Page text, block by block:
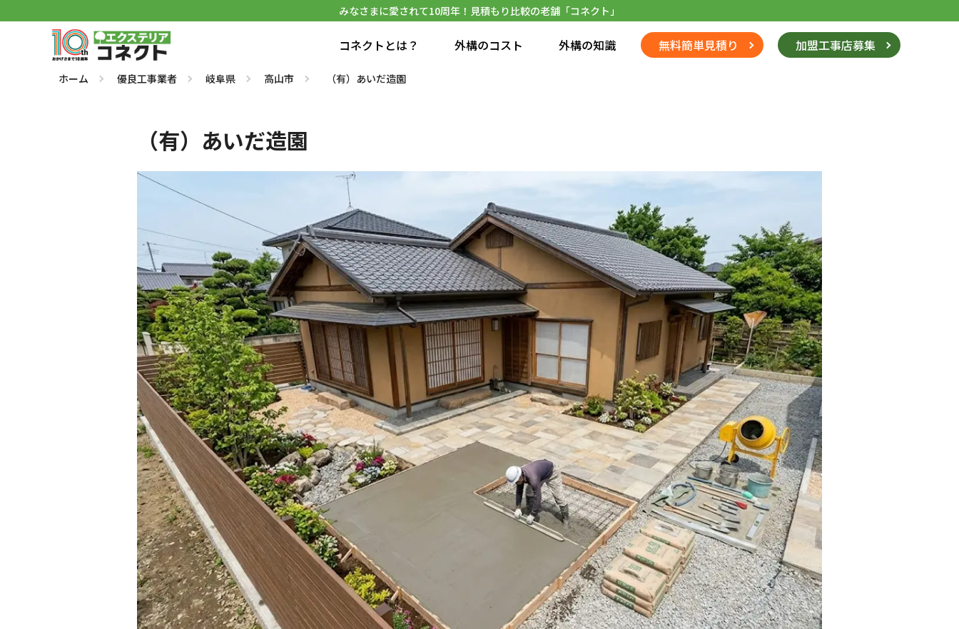
みなさまに愛されて10周年！見積もり比較の老舗「コネクト」
コネクトとは？ 外構のコスト 外構の知識 無料簡単見積り 加盟工事店募集
ホーム 優良工事業者 岐阜県 高山市 （有）あいだ造園
（有）あいだ造園